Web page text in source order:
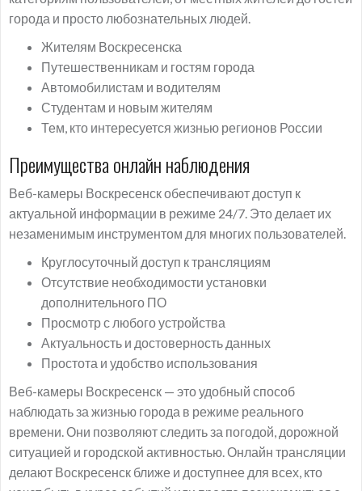
города и просто любознательных людей.
Жителям Воскресенска
Путешественникам и гостям города
Автомобилистам и водителям
Студентам и новым жителям
Тем, кто интересуется жизнью регионов России
Преимущества онлайн наблюдения
Веб-камеры Воскресенск обеспечивают доступ к
актуальной информации в режиме 24/7. Это делает их
незаменимым инструментом для многих пользователей.
Круглосуточный доступ к трансляциям
Отсутствие необходимости установки
дополнительного ПО
Просмотр с любого устройства
Актуальность и достоверность данных
Простота и удобство использования
Веб-камеры Воскресенск — это удобный способ
наблюдать за жизнью города в режиме реального
времени. Они позволяют следить за погодой, дорожной
ситуацией и городской активностью. Онлайн трансляции
делают Воскресенск ближе и доступнее для всех, кто